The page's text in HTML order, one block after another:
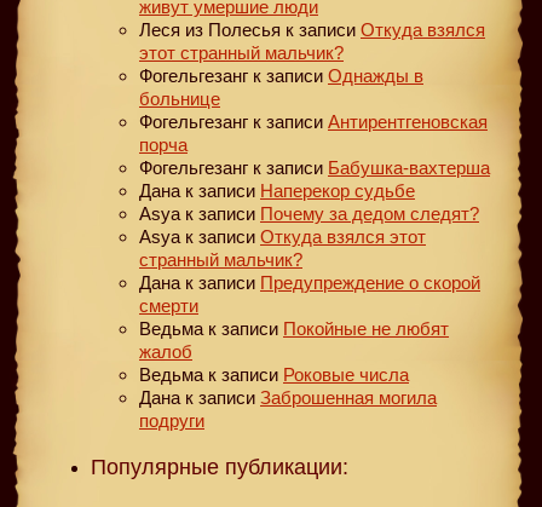
живут умершие люди
Леся из Полесья к записи Откуда взялся
этот странный мальчик?
Фогельгезанг к записи Однажды в
больнице
Фогельгезанг к записи Антирентгеновская
порча
Фогельгезанг к записи Бабушка-вахтерша
Дана к записи Наперекор судьбе
Asya к записи Почему за дедом следят?
Asya к записи Откуда взялся этот
странный мальчик?
Дана к записи Предупреждение о скорой
смерти
Ведьма к записи Покойные не любят
жалоб
Ведьма к записи Роковые числа
Дана к записи Заброшенная могила
подруги
Популярные публикации: